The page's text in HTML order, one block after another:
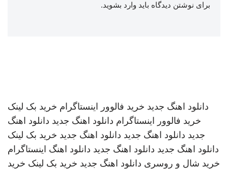
برای نوشتن دیدگاه باید وارد بشوید.
دانلود اهنگ جدید خرید فالوور اینستاگرام خرید بک لینک
خرید فالوور اینستاگرام دانلود اهنگ جدید دانلود اهنگ
جدید دانلود اهنگ جدید دانلود اهنگ جدید خرید بک لینک
دانلود اهنگ جدید دانلود اهنگ جدید دانلود اهنگ اینستاگرام
خرید شال و روسری دانلود اهنگ جدید خرید بک لینک خرید